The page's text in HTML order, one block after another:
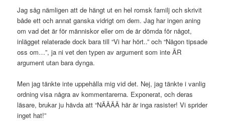
Jag såg nämligen att de hängt ut en hel romsk familj och skrivit
både ett och annat ganska vidrigt om dem. Jag har ingen aning
om vad det är för människor eller om de är dömda för något,
inlägget relaterade dock bara till “Vi har hört..” och “Någon tipsade
oss om…”, ja ni vet den typen av argument som inte ÄR
argument utan bara dynga.
Men jag tänkte inte uppehålla mig vid det. Nej, jag tänkte i vanlig
ordning visa några av kommentarerna. Exponerat, och deras
läsare, brukar ju hävda att “NÄÄÄÄ här är inga rasister! Vi sprider
inget hat!”